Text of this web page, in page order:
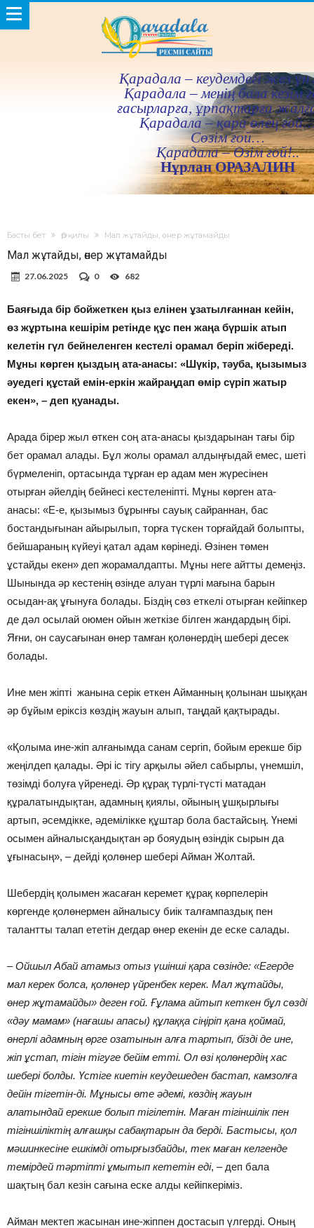
Қарадала – кеудемдегi жез үн
Қарадала – менiң бала кезiм
ғасырларға, ұрпақтарға
Қарадала – қара өлең
Сөзiм ғой…
Қарадала – Өзiм ғой!..
Нұрлан ОРАЗАЛИН
Басты бет Әр қилы Мал жұтайды, өнер жұтамайды
Мал жұтайды, өнер жұтамайды
27.06.2025 0 682
Баяғыда бір бойжеткен қыз елінен ұзатылғаннан кейін,
өз жұртына кешірім ретінде құс пен жаңа бүршік атып
келетін гүл бейнеленген кестелі орамал беріп жібереді.
Мұны көрген қыздың ата-анасы: «Шүкір, тәуба, қызымыз
әуедегі құстай емін-еркін жайраңдап өмір сүріп жатыр
екен», – деп қуанады.
Арада бірер жыл өткен соң ата-анасы қыздарынан тағы бір
бет орамал алады. Бұл жолы орамал алдыңғыдай емес, шеті
бүрмеленіп, ортасында тұрған ер адам мен жүресінен
отырған әйелдің бейнесі кестеленіпті. Мұны көрген ата-
анасы: «Е-е, қызымыз бұрынғы сауық сайраннан, бас
бостандығынан айырылып, торға түскен торғайдай болыпты,
бейшараның күйеуі қатал адам көрінеді. Өзінен төмен
ұстайды екен» деп жорамалдапты. Мұны неге айтты демеңіз.
Шынында әр кестенің өзінде алуан түрлі мағына барын
осыдан-ақ ұғынуға болады. Біздің сөз еткелі отырған кейіпкер
де дәл осылай оюмен ойын жеткізе білген жандардың бірі.
Яғни, он саусағынан өнер тамған қолөнердің шебері десек
болады.
Ине мен жіпті жанына серік еткен Айманның қолынан шыққан
әр бұйым еріксіз көздің жауын алып, таңдай қақтырады.
«Қолыма ине-жіп алғанымда санам сергіп, бойым ерекше бір
жеңілдеп қалады. Әрі іс тігу арқылы әйел сабырлы, үнемшіл,
төзімді болуға үйренеді. Әр құрақ түрлі-түсті матадан
құралатындықтан, адамның қиялы, ойының ұшқырлығы
артып, әсемдікке, әдемілікке құштар бола бастайсың. Үнемі
осымен айналысқандықтан әр бояудың өзіндік сырын да
ұғынасың», – дейді қолөнер шебері Айман Жолтай.
Шебердің қолымен жасаған керемет құрақ көрпелерін
көргенде қолөнермен айналысу биік талғампаздық пен
талантты талап ететін дегдар өнер екенін де еске салады.
–Ойшыл Абай атамыз отыз үшінші қара сөзінде: «Егерде
мал керек болса, қолөнер үйренбек керек. Мал жұтайды,
өнер жұтамайды» деген ғой. Ғұлама айтып кеткен бұл сөзді
«дәу мамам» (нағашы апасы) құлаққа сіңіріп қана қоймай,
өнерлі адамның өрге озатынын алға тартып, бізді де ине,
жіп ұстап, тігін тігуге бейім етті. Ол өзі қолөнердің хас
шебері болды. Үстіге киетін кеудешеден бастап, камзолға
дейін тігетін-ді. Мұнысы өте әдемі, көздің жауын
алатындай ерекше болып тігілетін. Маған тігіншілік пен
тігіншіліктің алғашқы сабақтарын да берді. Бастысы, қол
мәшинкесіне ешкімді отырғызбайды, тек маған келгенде
темірдей тәртіпті ұмытып кететін еді, – деп бала
шақтың бал кезін сағына еске алды кейіпкеріміз.
Айман мектеп жасынан ине-жіппен достасып үлгерді. Оның